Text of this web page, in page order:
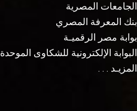
الجامعات المصرية
بنك المعرفة المصري
بوابة مصر الرقميـة
البوابة الإلكترونية للشكاوى الموحدة
المزيـد . . .